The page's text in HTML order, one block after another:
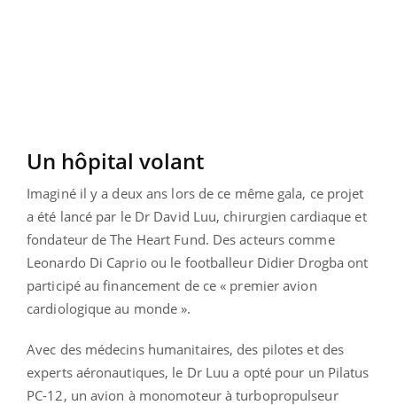
Un hôpital volant
Imaginé il y a deux ans lors de ce même gala, ce projet
a été lancé par le Dr David Luu, chirurgien cardiaque et
fondateur de The Heart Fund. Des acteurs comme
Leonardo Di Caprio ou le footballeur Didier Drogba ont
participé au financement de ce « premier avion
cardiologique au monde ».
Avec des médecins humanitaires, des pilotes et des
experts aéronautiques, le Dr Luu a opté pour un Pilatus
PC-12, un avion à monomoteur à turbopropulseur